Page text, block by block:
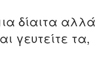
δίαιτα αλλά
γευτείτε τα,